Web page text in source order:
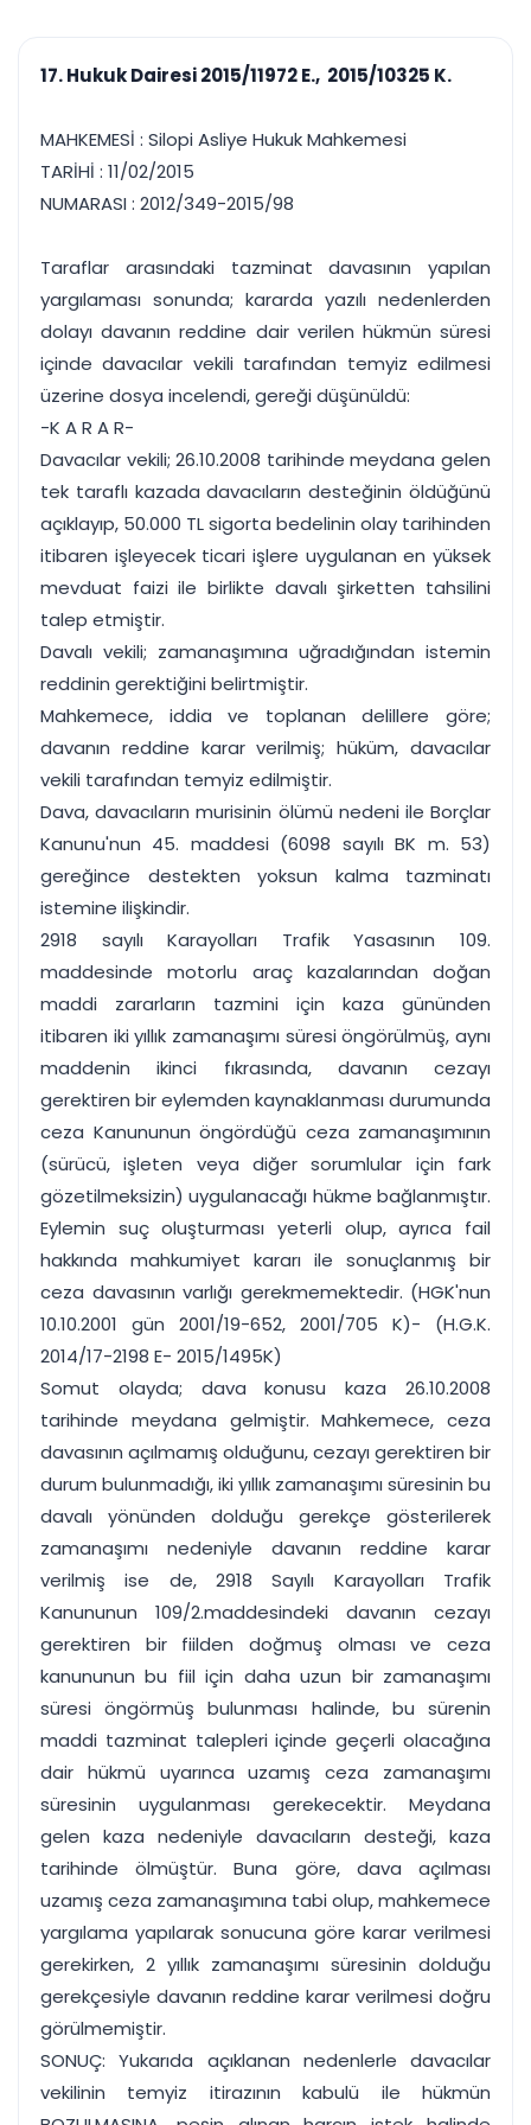
Duruşma ve görev
takvimi
Bildirim
Süreleri asla kaçırmayın
takibi
rapor
Tek panelde uçtan uca yönetim
Tüm özellikleri inceleyin Ücretsiz Başlayın
17. Hukuk Dairesi 2015/11972 E., 2015/10325 K.
MAHKEMESİ : Silopi Asliye Hukuk Mahkemesi
TARİHİ : 11/02/2015
NUMARASI : 2012/349-2015/98
Taraflar arasındaki tazminat davasının yapılan
yargılaması sonunda; kararda yazılı nedenlerden
dolayı davanın reddine dair verilen hükmün süresi
içinde davacılar vekili tarafından temyiz edilmesi
üzerine dosya incelendi, gereği düşünüldü:
-K A R A R-
Davacılar vekili; 26.10.2008 tarihinde meydana gelen
tek taraflı kazada davacıların desteğinin öldüğünü
açıklayıp, 50.000 TL sigorta bedelinin olay tarihinden
itibaren işleyecek ticari işlere uygulanan en yüksek
mevduat faizi ile birlikte davalı şirketten tahsilini
talep etmiştir.
Davalı vekili; zamanaşımına uğradığından istemin
reddinin gerektiğini belirtmiştir.
Mahkemece, iddia ve toplanan delillere göre;
davanın reddine karar verilmiş; hüküm, davacılar
vekili tarafından temyiz edilmiştir.
Dava, davacıların murisinin ölümü nedeni ile Borçlar
Kanunu'nun 45. maddesi (6098 sayılı BK m. 53)
gereğince destekten yoksun kalma tazminatı
istemine ilişkindir.
2918 sayılı Karayolları Trafik Yasasının 109.
maddesinde motorlu araç kazalarından doğan
maddi zararların tazmini için kaza gününden
itibaren iki yıllık zamanaşımı süresi öngörülmüş, aynı
maddenin ikinci fıkrasında, davanın cezayı
gerektiren bir eylemden kaynaklanması durumunda
ceza Kanununun öngördüğü ceza zamanaşımının
(sürücü, işleten veya diğer sorumlular için fark
gözetilmeksizin) uygulanacağı hükme bağlanmıştır.
Eylemin suç oluşturması yeterli olup, ayrıca fail
hakkında mahkumiyet kararı ile sonuçlanmış bir
ceza davasının varlığı gerekmemektedir. (HGK'nun
10.10.2001 gün 2001/19-652, 2001/705 K)- (H.G.K.
2014/17-2198 E- 2015/1495K)
Somut olayda; dava konusu kaza 26.10.2008
tarihinde meydana gelmiştir. Mahkemece, ceza
davasının açılmamış olduğunu, cezayı gerektiren bir
durum bulunmadığı, iki yıllık zamanaşımı süresinin bu
davalı yönünden dolduğu gerekçe gösterilerek
zamanaşımı nedeniyle davanın reddine karar
verilmiş ise de, 2918 Sayılı Karayolları Trafik
Kanununun 109/2.maddesindeki davanın cezayı
gerektiren bir fiilden doğmuş olması ve ceza
kanununun bu fiil için daha uzun bir zamanaşımı
süresi öngörmüş bulunması halinde, bu sürenin
maddi tazminat talepleri içinde geçerli olacağına
dair hükmü uyarınca uzamış ceza zamanaşımı
süresinin uygulanması gerekecektir. Meydana
gelen kaza nedeniyle davacıların desteği, kaza
tarihinde ölmüştür. Buna göre, dava açılması
uzamış ceza zamanaşımına tabi olup, mahkemece
yargılama yapılarak sonucuna göre karar verilmesi
gerekirken, 2 yıllık zamanaşımı süresinin dolduğu
gerekçesiyle davanın reddine karar verilmesi doğru
görülmemiştir.
SONUÇ: Yukarıda açıklanan nedenlerle davacılar
vekilinin temyiz itirazının kabulü ile hükmün